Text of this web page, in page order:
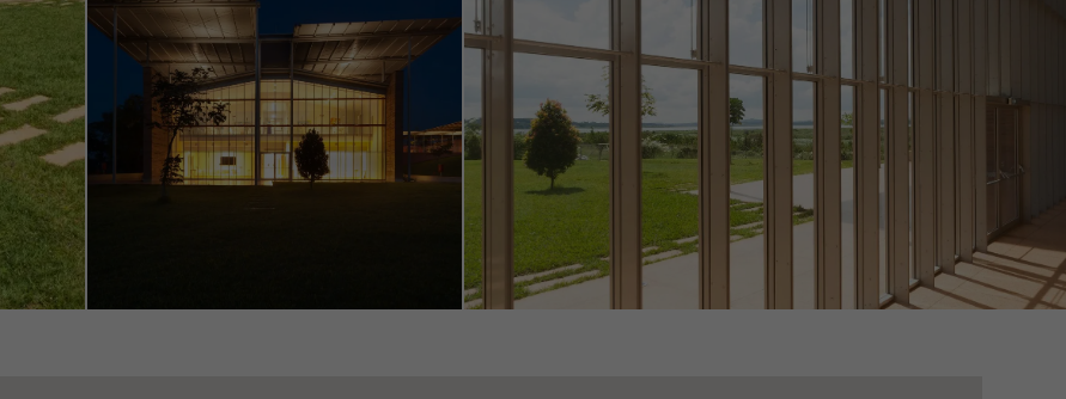
Ils recueillent des informations sur l´utilisation du site web, le nombre de
le temps moyen passé sur le site, les pages consultées.
/ Cookies de tiers
marketing sont utilisés par des tiers pour afficher des publicités personnalisées
pour les utilisateurs individuels. Pour ce faire, ils suivent les visiteurs sur les
Cela implique également l´utilisation de services de tiers qui sont responsables
de leurs propres services.
Annuler Sauvegarder